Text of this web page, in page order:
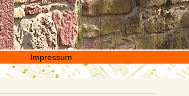
Impressum